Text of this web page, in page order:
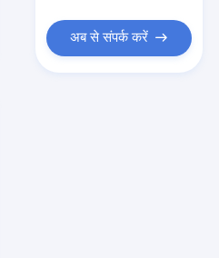
अब से संपर्क करें